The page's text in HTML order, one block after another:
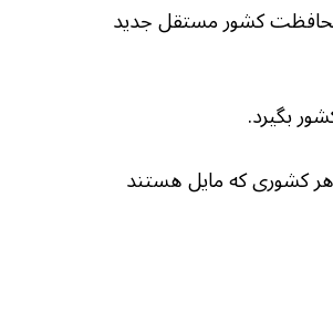
محافظت کشور مستقل جدید
کشوری که مایل هستند